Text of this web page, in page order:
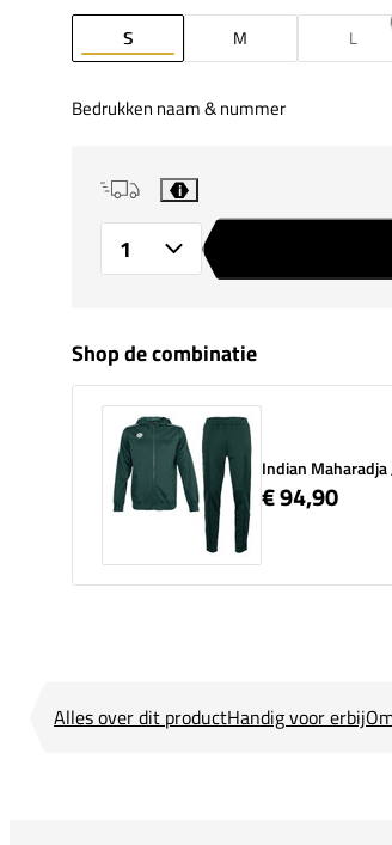
S M L
Bedrukken naam & nummer
i
Shop de combinatie
Indian Maharadja
€ 94,90
Alles over dit productHandig voor erbij